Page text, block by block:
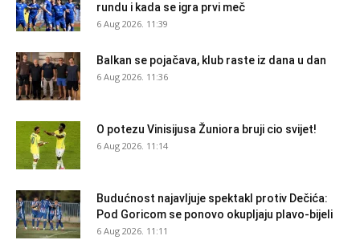
rundu i kada se igra prvi meč
6 Aug 2026. 11:39
Balkan se pojačava, klub raste iz dana u dan
6 Aug 2026. 11:36
O potezu Vinisijusa Žuniora bruji cio svijet!
6 Aug 2026. 11:14
Budućnost najavljuje spektakl protiv Dečića:
Pod Goricom se ponovo okupljaju plavo-bijeli
6 Aug 2026. 11:11